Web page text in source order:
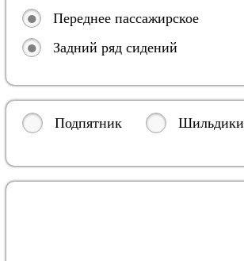
Переднее пассажирское
Задний ряд сидений
Подпятник Шильдики